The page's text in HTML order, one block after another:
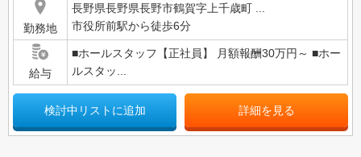
勤務地
長野県長野県長野市鶴賀字上千歳町 ...
市役所前駅から徒歩6分
給与
■ホールスタッフ【正社員】 月額報酬30万円～ ■ホー
ルスタッ...
検討中リストに追加 詳細を見る